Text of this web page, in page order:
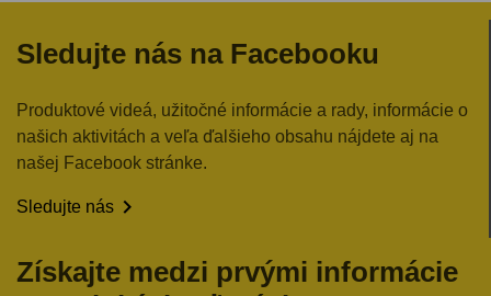
Sledujte nás na Facebooku
Produktové videá, užitočné informácie a rady, informácie o
našich aktivitách a veľa ďalšieho obsahu nájdete aj na
našej Facebook stránke.
Sledujte nás 
Získajte medzi prvými informácie